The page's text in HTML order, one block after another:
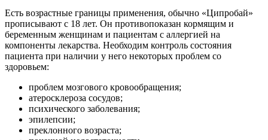
Есть возрастные границы применения, обычно «Ципробай»
прописывают с 18 лет. Он противопоказан кормящим и
беременным женщинам и пациентам с аллергией на
компоненты лекарства. Необходим контроль состояния
пациента при наличии у него некоторых проблем со
здоровьем:
проблем мозгового кровообращения;
атеросклероза сосудов;
психического заболевания;
эпилепсии;
преклонного возраста;